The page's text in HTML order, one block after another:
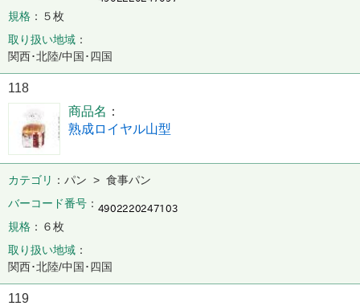
規格
５枚
取り扱い地域
関西･北陸/中国･四国
118
商品名
熟成ロイヤル山型
カテゴリ
パン > 食事パン
バーコード番号
規格
６枚
取り扱い地域
関西･北陸/中国･四国
119